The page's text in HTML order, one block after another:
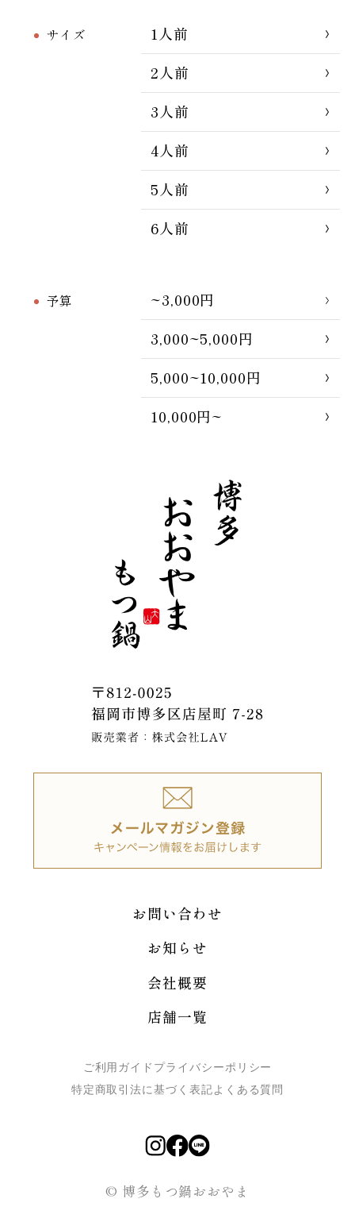
サイズ
1人前
2人前
3人前
4人前
5人前
6人前
予算
~3,000円
3,000~5,000円
5,000~10,000円
10,000円~
お問い合わせ
お知らせ
会社概要
店舗一覧
ご利用ガイド プライバシーポリシー
特定商取引法に基づく表記よくある質問
© 博多もつ鍋おおやま